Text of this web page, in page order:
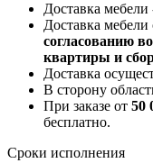
Доставка мебели
Доставка мебели
согласованию
квартиры и
Доставка
В сторону
При заказе от 50
бесплатно.
Сроки исполнения